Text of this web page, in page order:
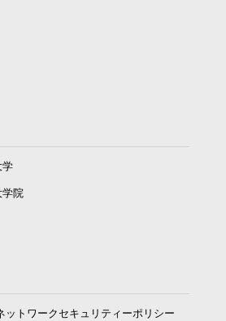
学
学院
ットワークセキュリティーポリシー